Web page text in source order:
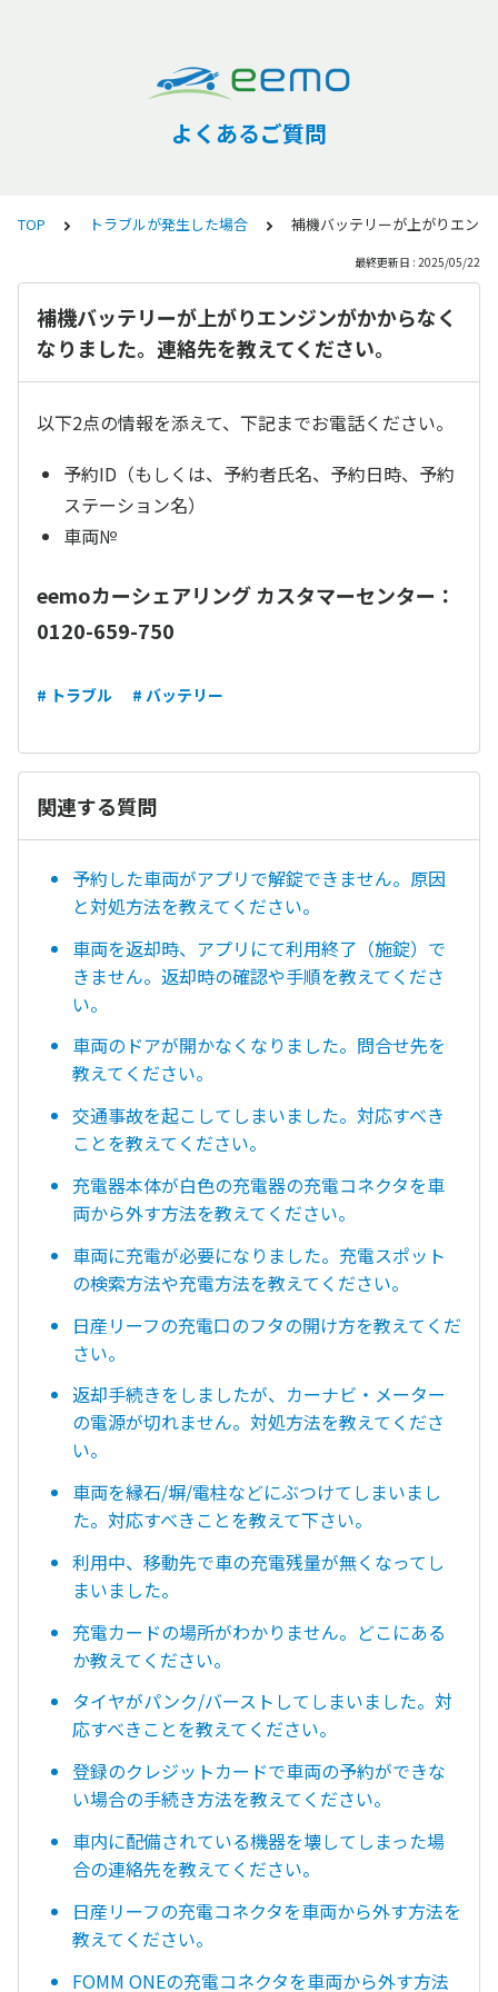
よくあるご質問
TOP トラブルが発生した場合 補機バッテリーが上がりエン
最終更新日 : 2025/05/22
補機バッテリーが上がりエンジンがかからなく
なりました。連絡先を教えてください。
以下2点の情報を添えて、下記までお電話ください。
予約ID（もしくは、予約者氏名、予約日時、予約
ステーション名）
車両№
eemoカーシェアリング カスタマーセンター：
0120-659-750
# トラブル # バッテリー
関連する質問
予約した車両がアプリで解錠できません。原因
と対処方法を教えてください。
車両を返却時、アプリにて利用終了（施錠）で
きません。返却時の確認や手順を教えてくださ
い。
車両のドアが開かなくなりました。問合せ先を
教えてください。
交通事故を起こしてしまいました。対応すべき
ことを教えてください。
充電器本体が白色の充電器の充電コネクタを車
両から外す方法を教えてください。
車両に充電が必要になりました。充電スポット
の検索方法や充電方法を教えてください。
日産リーフの充電口のフタの開け方を教えてくだ
さい。
返却手続きをしましたが、カーナビ・メーター
の電源が切れません。対処方法を教えてくださ
い。
車両を縁石/塀/電柱などにぶつけてしまいまし
た。対応すべきことを教えて下さい。
利用中、移動先で車の充電残量が無くなってし
まいました。
充電カードの場所がわかりません。どこにある
か教えてください。
タイヤがパンク/バーストしてしまいました。対
応すべきことを教えてください。
登録のクレジットカードで車両の予約ができな
い場合の手続き方法を教えてください。
車内に配備されている機器を壊してしまった場
合の連絡先を教えてください。
日産リーフの充電コネクタを車両から外す方法を
教えてください。
FOMM ONEの充電コネクタを車両から外す方法